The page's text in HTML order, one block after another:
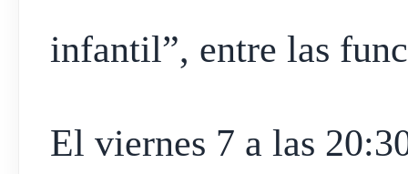
infantil”, entre las
El viernes 7 a las